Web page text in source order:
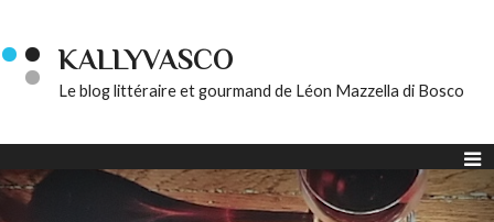
KALLYVASCO
Le blog littéraire et gourmand de Léon Mazzella di Bosco